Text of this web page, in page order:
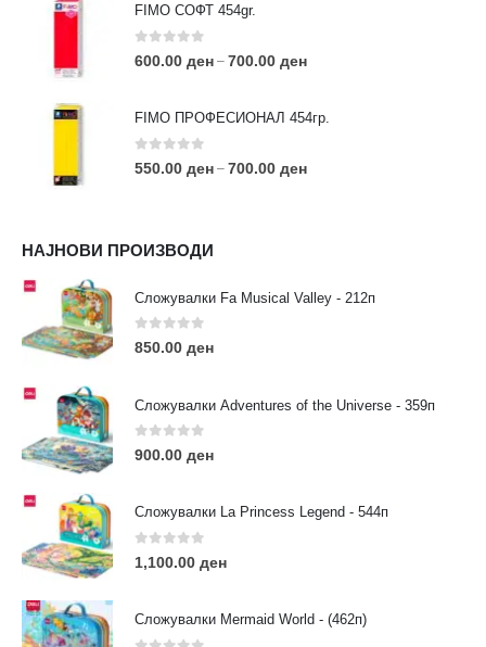
FIMO СОФТ 454gr.
0out of 5
600.00 ден – 700.00 ден
FIMO ПРОФЕСИОНАЛ 454гр.
0out of 5
550.00 ден – 700.00 ден
НАЈНОВИ ПРОИЗВОДИ
Сложувалки Fa Musical Valley - 212п
0out of 5
850.00 ден
Сложувалки Adventures of the Universe - 359п
0out of 5
900.00 ден
Сложувалки La Princess Legend - 544п
0 out of 5
1,100.00 ден
Сложувалки Mermaid World - (462п)
АДРЕСА:
ул. 3та Македонска Бригада бр.46
ТЕЛЕФОН:
0038977640534
contact@moehobi.mk
РАБОТНО ВРЕМЕ:
Пон - Саб / 09:00 - 21:00
ЛИНКОВИ
Услови за користење
Големопродажба